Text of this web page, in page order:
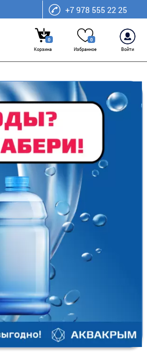
+7 978 555 22 25
0
Корзина
0
Избранное
Войти